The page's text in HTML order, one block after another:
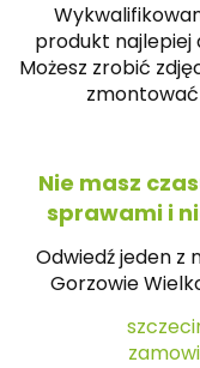
produkt najlepiej
Możesz zrobić
Nie masz
sprawami i
Odwiedź jeden z
Gorzowie